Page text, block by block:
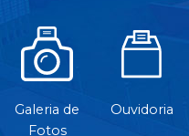
Galeria de
Fotos
Ouvidoria